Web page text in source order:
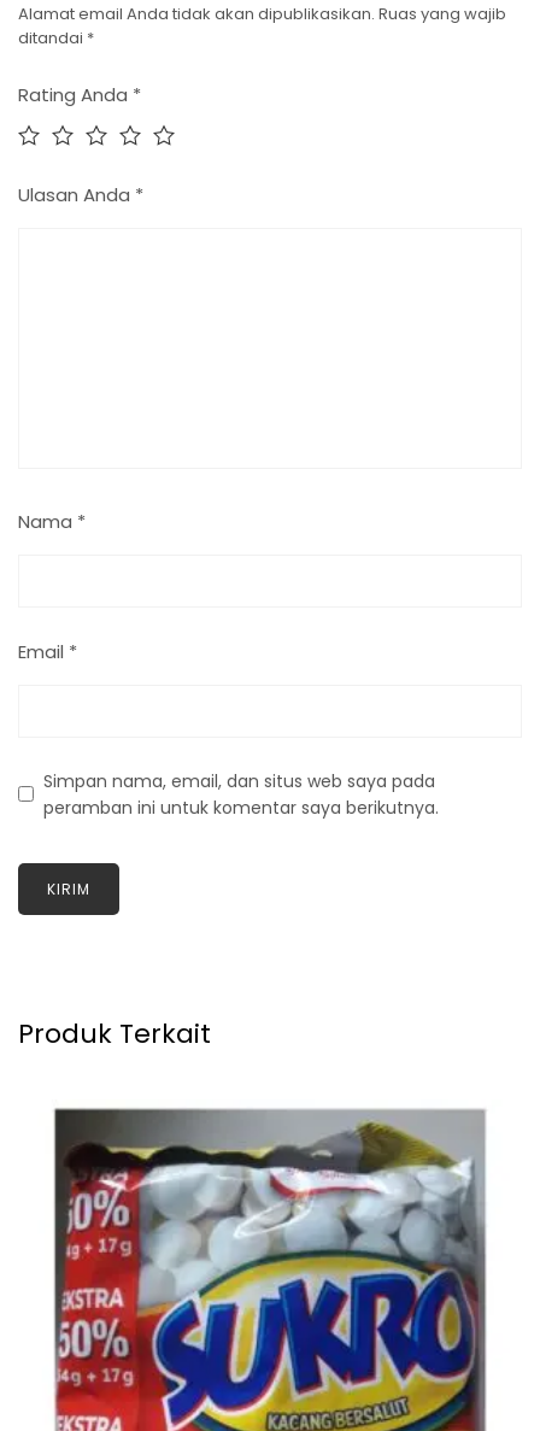
Alamat email Anda tidak akan dipublikasikan. Ruas yang wajib
ditandai *
Rating Anda *
Ulasan Anda *
Nama *
Email *
Simpan nama, email, dan situs web saya pada
peramban ini untuk komentar saya berikutnya.
Produk Terkait